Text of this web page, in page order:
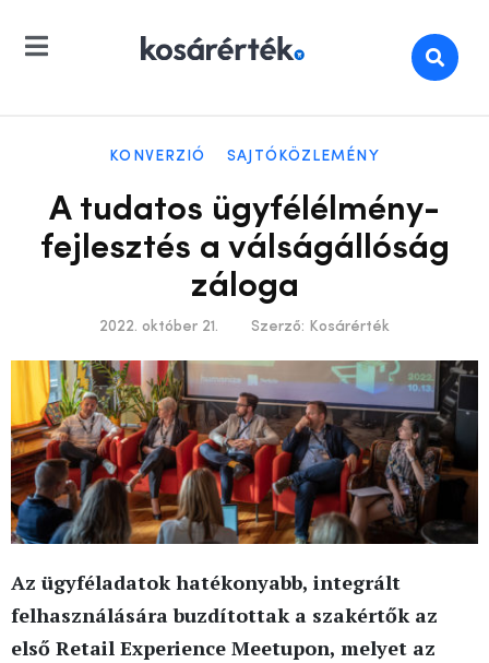
KONVERZIÓ SAJTÓKÖZLEMÉNY
A tudatos ügyfélélmény-
fejlesztés a válságállóság
záloga
2022. október 21. Szerző: Kosárérték
Az ügyféladatok hatékonyabb, integrált
felhasználására buzdítottak a szakértők az
első Retail Experience Meetupon, melyet az